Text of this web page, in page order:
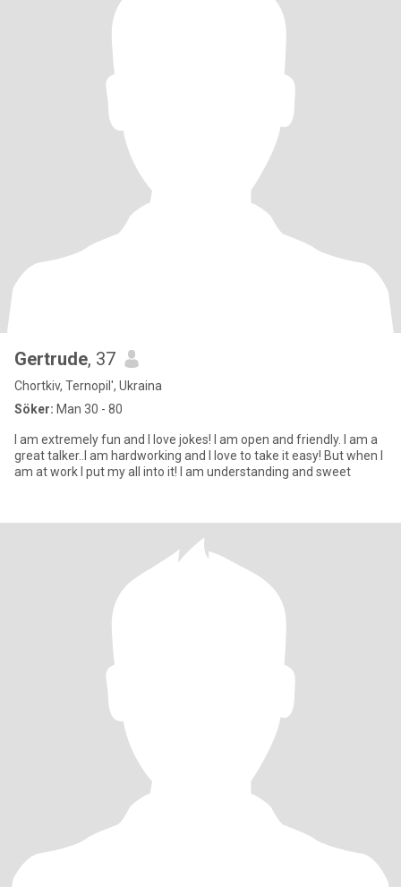
Gertrude, 37
Chortkiv, Ternopil', Ukraina
Söker: Man 30 - 80
I am extremely fun and I love jokes! I am open and friendly. I am a
great talker..I am hardworking and I love to take it easy! But when I
am at work I put my all into it! I am understanding and sweet